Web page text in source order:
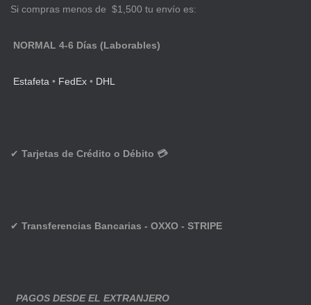
Si compras menos de $1,500 tu envío es:
NORMAL 4-6 Días (Laborables)
Estafeta • FedEx • DHL
✔ Tarjetas de Crédito o Débito 💳
✔ Transferencias Bancarias - OXXO - STRIPE
PAGOS DESDE EL EXTRANJERO